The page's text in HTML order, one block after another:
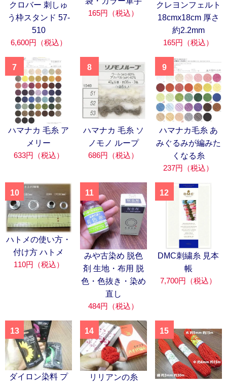
クロバー 刺しゅ
う枠スタンド 57-
510
6,600円（税込）
165円（税込）
クレヨンフェルト
18cmx18cm 厚さ
約2.2mm
165円（税込）
7
ハマナカ 毛糸 ア
メリー
633円（税込）
8
ハマナカ 毛糸 ソ
ノモノ ループ
686円（税込）
9
ハマナカ毛糸 あ
みぐるみが編みた
くなる糸
237円（税込）
10
ハトメの使い方・
付け方 ハトメ
110円（税込）
11
みや古染め 脱色
剤 生地・布用 脱
色・色抜き・染め
直し
484円（税込）
12
DMC刺繍糸 見本
帳
7,700円（税込）
13
ダイロン染料 プ
14
リリアンの糸
15